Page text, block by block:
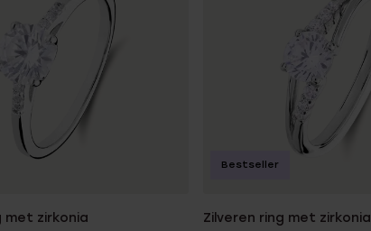
met zirkonia Zilveren ring met zirkonia
Bestseller